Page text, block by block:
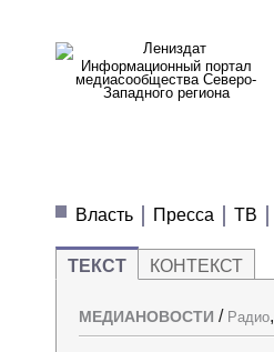
Информационный портал
медиасообщества Северо-
Западного региона
Власть
Пресса ТВ
ТЕКСТ КОНТЕКСТ
МЕДИАНОВОСТИ / Радио,